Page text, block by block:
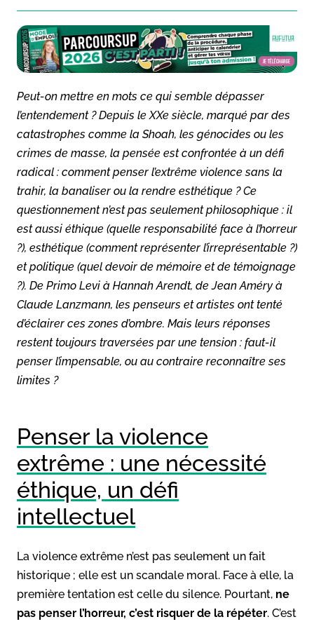
Peut-on mettre en mots ce qui semble dépasser
l’entendement ? Depuis le XXe siècle, marqué par des
catastrophes comme la Shoah, les génocides ou les
crimes de masse, la pensée est confrontée à un défi
radical : comment penser l’extrême violence sans la
trahir, la banaliser ou la rendre esthétique ? Ce
questionnement n’est pas seulement philosophique : il
est aussi éthique (quelle responsabilité face à l’horreur
?), esthétique (comment représenter l’irreprésentable ?)
et politique (quel devoir de mémoire et de témoignage
?). De Primo Levi à Hannah Arendt, de Jean Améry à
Claude Lanzmann, les penseurs et artistes ont tenté
d’éclairer ces zones d’ombre. Mais leurs réponses
restent toujours traversées par une tension : faut-il
penser l’impensable, ou au contraire reconnaître ses
limites ?
Penser la violence
extrême : une nécessité
éthique, un défi
intellectuel
La violence extrême n’est pas seulement un fait
historique ; elle est un scandale moral. Face à elle, la
première tentation est celle du silence. Pourtant, ne
pas penser l’horreur, c’est risquer de la répéter. C’est